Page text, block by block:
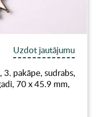
Uzdot jautājumu
3. pakāpe, sudrabs,
70 x 45.9 mm,